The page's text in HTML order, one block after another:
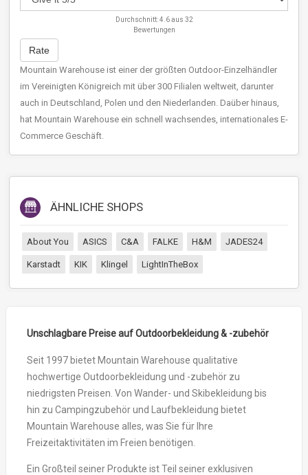
Durchschnitt:4.6 aus 32
Bewertungen
Rate
Mountain Warehouse ist einer der größten Outdoor-Einzelhändler
im Vereinigten Königreich mit über 300 Filialen weltweit, darunter
auch in Deutschland, Polen und den Niederlanden. Daüber hinaus,
hat Mountain Warehouse ein schnell wachsendes, internationales E-
Commerce Geschäft.
ÄHNLICHE SHOPS
About You ASICS C&A FALKE H&M JADES24
Karstadt KIK Klingel LightInTheBox
Unschlagbare Preise auf Outdoorbekleidung & -zubehör
Seit 1997 bietet Mountain Warehouse qualitative
hochwertige Outdoorbekleidung und -zubehör zu
niedrigsten Preisen. Von Wander- und Skibekleidung bis
hin zu Campingzubehör und Laufbekleidung bietet
Mountain Warehouse alles, was Sie für Ihre
Freizeitaktivitäten im Freien benötigen.
Ein Großteil seiner Produkte ist Teil seiner exklusiven